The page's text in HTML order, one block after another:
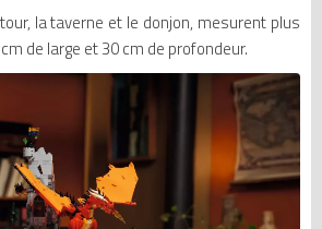
la taverne et le donjon, mesurent plus
de large et 30 cm de profondeur.